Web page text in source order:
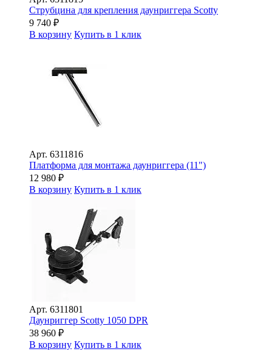
Струбцина для крепления даунриггера Scotty
9 740 ₽
В корзину Купить в 1 клик
Арт. 6311816
Платформа для монтажа даунриггера (11")
12 980 ₽
В корзину Купить в 1 клик
Арт. 6311801
Даунриггер Scotty 1050 DPR
38 960 ₽
В корзину Купить в 1 клик